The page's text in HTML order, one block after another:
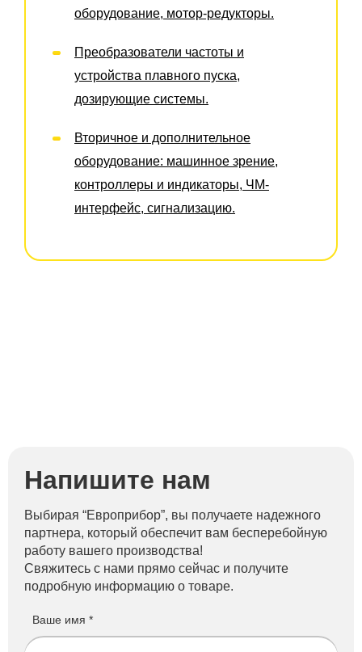
оборудование, мотор-редукторы.
Преобразователи частоты и
устройства плавного пуска,
дозирующие системы.
Вторичное и дополнительное
оборудование: машинное зрение,
контроллеры и индикаторы, ЧМ-
интерфейс, сигнализацию.
Напишите нам
Выбирая “Европрибор”, вы получаете надежного
партнера, который обеспечит вам бесперебойную
работу вашего производства!
Свяжитесь с нами прямо сейчас и получите
подробную информацию о товаре.
Ваше имя *